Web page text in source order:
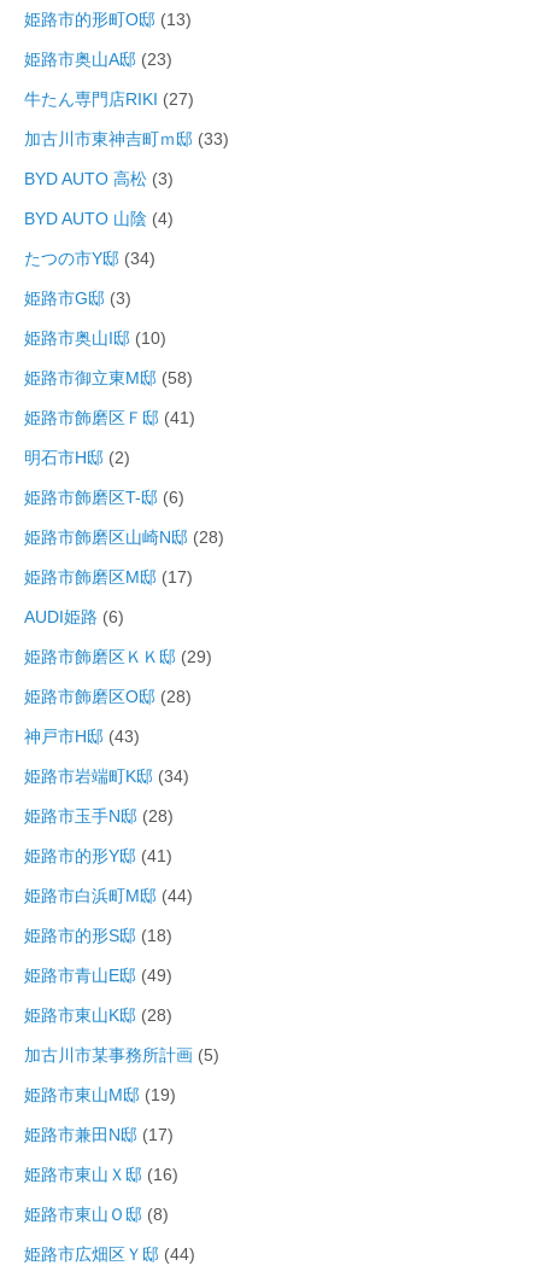
姫路市的形町O邸 (13)
姫路市奥山A邸 (23)
牛たん専門店RIKI (27)
加古川市東神吉町ｍ邸 (33)
BYD AUTO 高松 (3)
BYD AUTO 山陰 (4)
たつの市Y邸 (34)
姫路市G邸 (3)
姫路市奥山I邸 (10)
姫路市御立東M邸 (58)
姫路市飾磨区Ｆ邸 (41)
明石市H邸 (2)
姫路市飾磨区T-邸 (6)
姫路市飾磨区山崎N邸 (28)
姫路市飾磨区M邸 (17)
AUDI姫路 (6)
姫路市飾磨区ＫＫ邸 (29)
姫路市飾磨区O邸 (28)
神戸市H邸 (43)
姫路市岩端町K邸 (34)
姫路市玉手N邸 (28)
姫路市的形Y邸 (41)
姫路市白浜町M邸 (44)
姫路市的形S邸 (18)
姫路市青山E邸 (49)
姫路市東山K邸 (28)
加古川市某事務所計画 (5)
姫路市東山M邸 (19)
姫路市兼田N邸 (17)
姫路市東山Ｘ邸 (16)
姫路市東山Ｏ邸 (8)
姫路市広畑区Ｙ邸 (44)